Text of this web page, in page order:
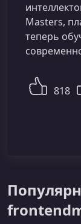
Masters,
теперь
818